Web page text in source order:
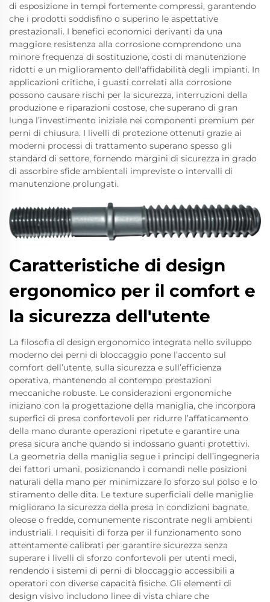
di esposizione in tempi fortemente compressi, garantendo
che i prodotti soddisfino o superino le aspettative
prestazionali. I benefici economici derivanti da una
maggiore resistenza alla corrosione comprendono una
minore frequenza di sostituzione, costi di manutenzione
ridotti e un miglioramento dell'affidabilità degli impianti. In
applicazioni critiche, i guasti correlati alla corrosione
possono causare rischi per la sicurezza, interruzioni della
produzione e riparazioni costose, che superano di gran
lunga l’investimento iniziale nei componenti premium per
perni di chiusura. I livelli di protezione ottenuti grazie ai
moderni processi di trattamento superano spesso gli
standard di settore, fornendo margini di sicurezza in grado
di assorbire sfide ambientali impreviste o intervalli di
manutenzione prolungati.
Caratteristiche di design
ergonomico per il comfort e
la sicurezza dell'utente
La filosofia di design ergonomico integrata nello sviluppo
moderno dei perni di bloccaggio pone l’accento sul
comfort dell’utente, sulla sicurezza e sull’efficienza
operativa, mantenendo al contempo prestazioni
meccaniche robuste. Le considerazioni ergonomiche
iniziano con la progettazione della maniglia, che incorpora
superfici di presa confortevoli per ridurre l’affaticamento
della mano durante operazioni ripetute e garantire una
presa sicura anche quando si indossano guanti protettivi.
La geometria della maniglia segue i principi dell’ingegneria
dei fattori umani, posizionando i comandi nelle posizioni
naturali della mano per minimizzare lo sforzo sul polso e lo
stiramento delle dita. Le texture superficiali delle maniglie
migliorano la sicurezza della presa in condizioni bagnate,
oleose o fredde, comunemente riscontrate negli ambienti
industriali. I requisiti di forza per il funzionamento sono
attentamente calibrati per garantire sicurezza senza
superare i livelli di sforzo confortevoli per utenti medi,
rendendo i sistemi di perni di bloccaggio accessibili a
operatori con diverse capacità fisiche. Gli elementi di
design visivo includono linee di vista chiare che